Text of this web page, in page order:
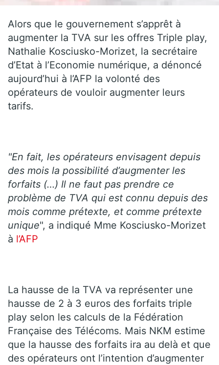
Alors que le gouvernement s’apprêt à
augmenter la TVA sur les offres Triple play,
Nathalie Kosciusko-Morizet, la secrétaire
d’Etat à l’Economie numérique, a dénoncé
aujourd’hui à l’AFP la volonté des
opérateurs de vouloir augmenter leurs
tarifs.
"En fait, les opérateurs envisagent depuis
des mois la possibilité d’augmenter les
forfaits (…) Il ne faut pas prendre ce
problème de TVA qui est connu depuis des
mois comme prétexte, et comme prétexte
unique", a indiqué Mme Kosciusko-Morizet
à l’AFP
La hausse de la TVA va représenter une
hausse de 2 à 3 euros des forfaits triple
play selon les calculs de la Fédération
Française des Télécoms. Mais NKM estime
que la hausse des forfaits ira au delà et que
des opérateurs ont l’intention d’augmenter